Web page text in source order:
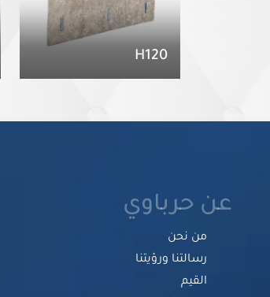
H120
عن حرباوي
من نحن
رسالتنا ورؤيتنا
القيم